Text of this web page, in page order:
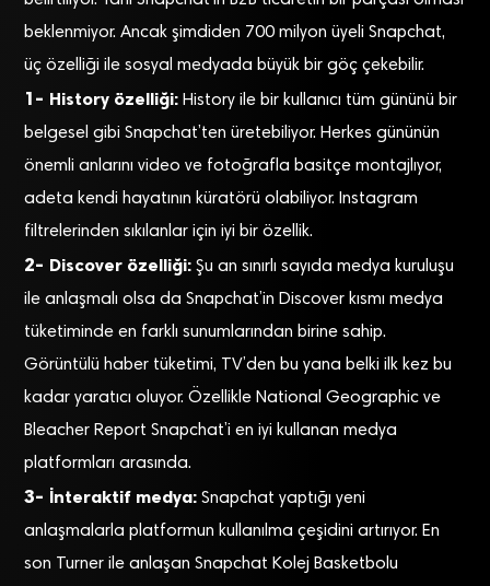
beklenmiyor. Ancak şimdiden 700 milyon üyeli Snapchat,
üç özelliği ile sosyal medyada büyük bir göç çekebilir.
1- History özelliği: History ile bir kullanıcı tüm gününü bir
belgesel gibi Snapchat’ten üretebiliyor. Herkes gününün
önemli anlarını video ve fotoğrafla basitçe montajlıyor,
adeta kendi hayatının küratörü olabiliyor. Instagram
filtrelerinden sıkılanlar için iyi bir özellik.
2- Discover özelliği: Şu an sınırlı sayıda medya kuruluşu
ile anlaşmalı olsa da Snapchat’in Discover kısmı medya
tüketiminde en farklı sunumlarından birine sahip.
Görüntülü haber tüketimi, TV’den bu yana belki ilk kez bu
kadar yaratıcı oluyor. Özellikle National Geographic ve
Bleacher Report Snapchat’i en iyi kullanan medya
platformları arasında.
3- İnteraktif medya: Snapchat yaptığı yeni
anlaşmalarla platformun kullanılma çeşidini artırıyor. En
son Turner ile anlaşan Snapchat Kolej Basketbolu